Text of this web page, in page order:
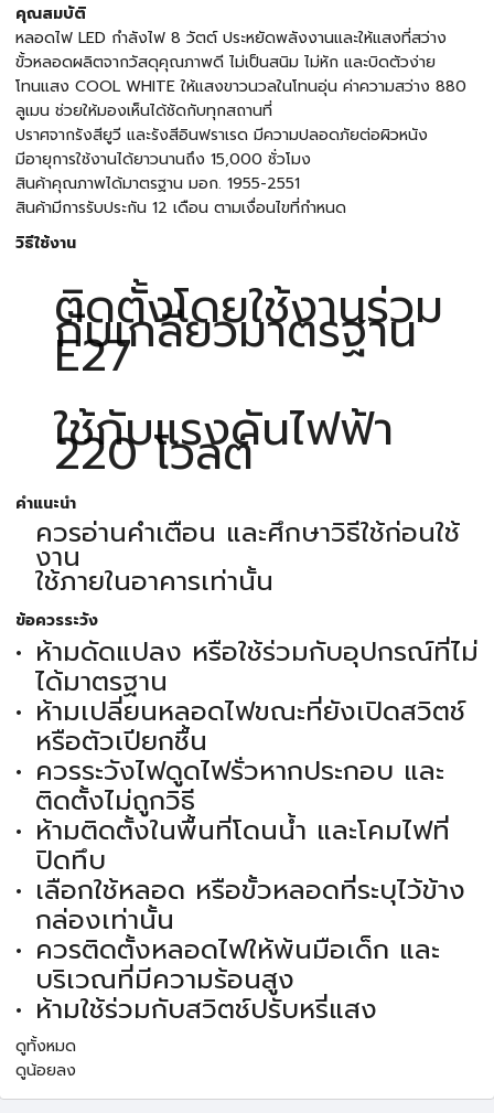
คุณสมบัติ
หลอดไฟ LED กำลังไฟ 8 วัตต์ ประหยัดพลังงานและให้แสงที่สว่าง
ขั้วหลอดผลิตจากวัสดุคุณภาพดี ไม่เป็นสนิม ไม่หัก และบิดตัวง่าย
โทนแสง COOL WHITE ให้แสงขาวนวลในโทนอุ่น ค่าความสว่าง 880
ลูเมน ช่วยให้มองเห็นได้ชัดกับทุกสถานที่
ปราศจากรังสียูวี และรังสีอินฟราเรด มีความปลอดภัยต่อผิวหนัง
มีอายุการใช้งานได้ยาวนานถึง 15,000 ชั่วโมง
สินค้าคุณภาพได้มาตรฐาน มอก. 1955-2551
สินค้ามีการรับประกัน 12 เดือน ตามเงื่อนไขที่กำหนด
วิธีใช้งาน
ติดตั้งโดยใช้งานร่วม
กับเกลียวมาตรฐาน
E27
ใช้กับแรงดันไฟฟ้า
220 โวลต์
คำแนะนำ
ควรอ่านคำเตือน และศึกษาวิธีใช้ก่อนใช้
งาน
ใช้ภายในอาคารเท่านั้น
ข้อควรระวัง
ห้ามดัดแปลง หรือใช้ร่วมกับอุปกรณ์ที่ไม่
ได้มาตรฐาน
ห้ามเปลี่ยนหลอดไฟขณะที่ยังเปิดสวิตช์
หรือตัวเปียกชื้น
ควรระวังไฟดูดไฟรั่วหากประกอบ และ
ติดตั้งไม่ถูกวิธี
ห้ามติดตั้งในพื้นที่โดนน้ำ และโคมไฟที่
ปิดทึบ
เลือกใช้หลอด หรือขั้วหลอดที่ระบุไว้ข้าง
กล่องเท่านั้น
ควรติดตั้งหลอดไฟให้พ้นมือเด็ก และ
บริเวณที่มีความร้อนสูง
ห้ามใช้ร่วมกับสวิตช์ปรับหรี่แสง
ดูทั้งหมด
ดูน้อยลง